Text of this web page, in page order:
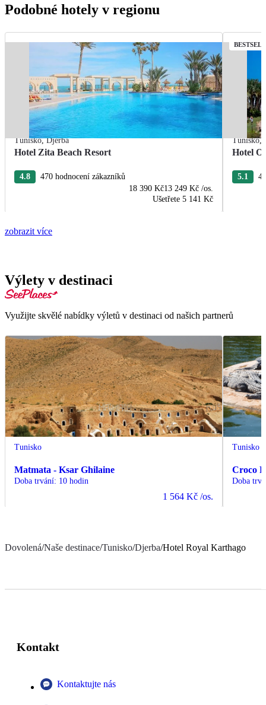
Podobné hotely v regionu
Tunisko,Djerba
Hotel Zita Beach Resort
4.8
470 hodnocení zákazníků
18 390 Kč13 249 Kč /os.
Ušetřete 5 141 Kč
Tunisko,
Hotel
5.1
zobrazit více
Výlety v destinaci
Využijte skvělé nabídky výletů v destinaci od našich partnerů
Tunisko
Matmata - Ksar Ghilaine
Doba trvání: 10 hodin
1 564 Kč /os.
Tunisko
Croco
Doba
Dovolená/Naše destinace/Tunisko/Djerba/Hotel Royal Karthago
Kontakt
Kontaktujte nás